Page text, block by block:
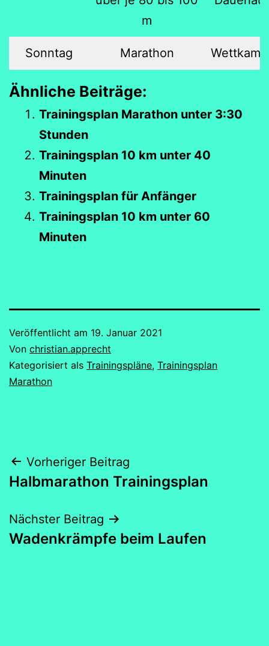
m
Sonntag Marathon
Ähnliche Beiträge:
Trainingsplan Marathon unter 3:30
Stunden
Trainingsplan 10 km unter 40
Minuten
Trainingsplan für Anfänger
Trainingsplan 10 km unter 60
Minuten
Veröffentlicht am 19. Januar 2021
Von christian.apprecht
Kategorisiert als Trainingspläne, Trainingsplan
Marathon
Beitragsnavigation
Vorheriger Beitrag
Halbmarathon Trainingsplan
Nächster Beitrag
Wadenkrämpfe beim Laufen